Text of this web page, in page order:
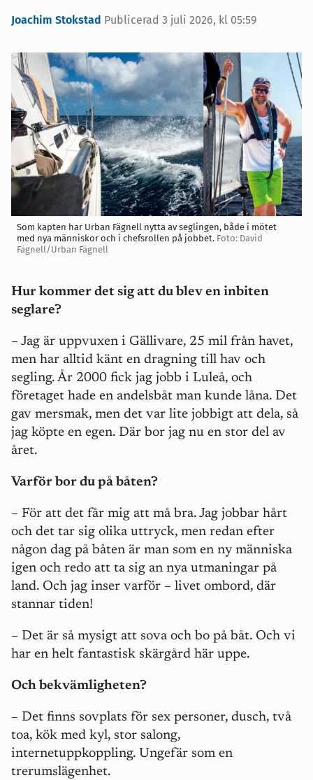
Joachim Stokstad Publicerad 3 juli 2026, kl 05:59
Som kapten har Urban Fägnell nytta av seglingen, både i mötet
med nya människor och i chefsrollen på jobbet. Foto: David
Fägnell/Urban Fägnell
Hur kommer det sig att du blev en inbiten
seglare?
– Jag är uppvuxen i Gällivare, 25 mil från havet,
men har alltid känt en dragning till hav och
segling. År 2000 fick jag jobb i Luleå, och
företaget hade en andelsbåt man kunde låna. Det
gav mersmak, men det var lite jobbigt att dela, så
jag köpte en egen. Där bor jag nu en stor del av
året.
Varför bor du på båten?
– För att det får mig att må bra. Jag jobbar hårt
och det tar sig olika uttryck, men redan efter
någon dag på båten är man som en ny människa
igen och redo att ta sig an nya utmaningar på
land. Och jag inser varför – livet ombord, där
stannar tiden!
– Det är så mysigt att sova och bo på båt. Och vi
har en helt fantastisk skärgård här uppe.
Och bekvämligheten?
– Det finns sovplats för sex personer, dusch, två
toa, kök med kyl, stor salong,
internetuppkoppling. Ungefär som en
trerumslägenhet.